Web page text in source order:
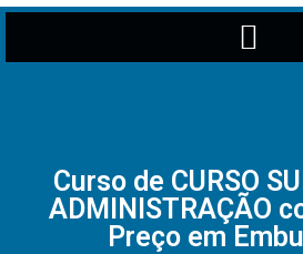
Curso de CURSO
ADMINISTRAÇÃO
Preço em